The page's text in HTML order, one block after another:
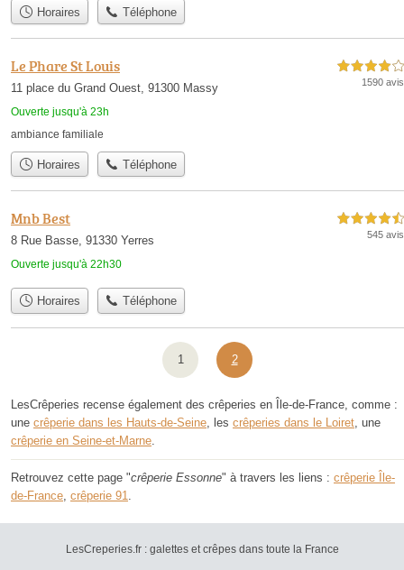
Horaires Téléphone
Le Phare St Louis
11 place du Grand Ouest, 91300 Massy
Ouverte jusqu'à 23h
4,0 étoiles sur 5
1590 avis
ambiance familiale
Horaires Téléphone
Mnb Best
8 Rue Basse, 91330 Yerres
Ouverte jusqu'à 22h30
4,5 étoiles sur 5
545 avis
Horaires Téléphone
1 2
LesCrêperies recense également des crêperies en Île-de-France, comme :
une crêperie dans les Hauts-de-Seine , les crêperies dans le Loiret , une
crêperie en Seine-et-Marne
Retrouvez cette page "crêperie Essonne" à travers les liens : crêperie Île-
de-France crêperie 91
LesCreperies.fr : galettes et crêpes dans toute la France